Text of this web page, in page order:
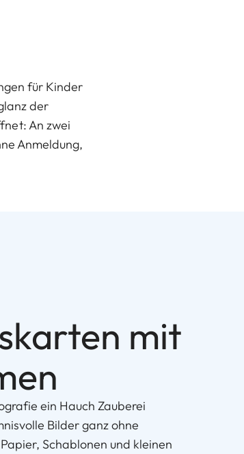
für Kinder
der
An zwei
Anmeldung,
mit
ein Hauch Zauberei
Bilder ganz ohne
Schablonen und kleinen